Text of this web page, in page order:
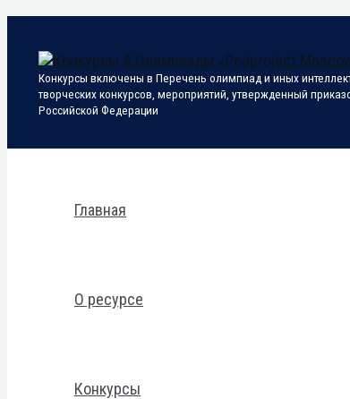
содержимому
Конкурсы включены в Перечень олимпиад и иных
творческих конкурсов, мероприятий, утвержденный
Российской Федерации
Главная
О ресурсе
Конкурсы